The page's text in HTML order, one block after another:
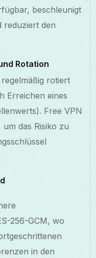
beschleunigt
reduziert den
Rotation
rotiert
Erreichen eines
Free VPN
das Risiko zu
256-GCM, wo
in den